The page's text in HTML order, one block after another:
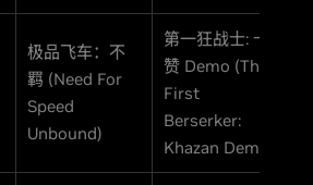
极品飞车：不
羁 (Need For
Speed
Unbound)
第一狂战士: 卡
赞 Demo (The
First
Berserker:
Khazan Demo)